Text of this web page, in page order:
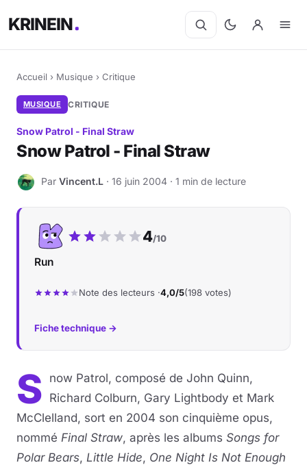
KRINEIN
Accueil › Musique › Critique
MUSIQUE CRITIQUE
Snow Patrol - Final Straw
Snow Patrol - Final Straw
V Par Vincent.L · 16 juin 2004 · 1 min de lecture
Notre note :
4/10
Run
Note des lecteurs ·4,0/5(198 votes)
Fiche technique →
S now Patrol, composé de John Quinn,
Richard Colburn, Gary Lightbody et Mark
McClelland, sort en 2004 son cinquième opus,
nommé Final Straw, après les albums Songs for
Polar Bears, Little Hide, One Night Is Not Enough